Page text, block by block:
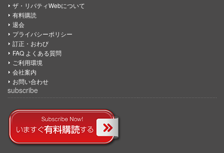
ザ・リバティWebについて
有料購読
退会
プライバシーポリシー
訂正・おわび
FAQ よくある質問
ご利用環境
会社案内
お問い合わせ
subscribe